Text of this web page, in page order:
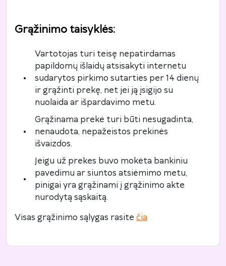
Grąžinimo taisyklės:
Vartotojas turi teisę nepatirdamas
papildomų išlaidų atsisakyti internetu
sudarytos pirkimo sutarties per 14 dienų
ir grąžinti prekę, net jei ją įsigijo su
nuolaida ar išpardavimo metu.
Grąžinama prekė turi būti nesugadinta,
nenaudota, nepažeistos prekinės
išvaizdos.
Jeigu už prekes buvo mokėta bankiniu
pavedimu ar siuntos atsiėmimo metu,
pinigai yra grąžinami į grąžinimo akte
nurodytą sąskaitą.
Visas grąžinimo sąlygas rasite čia